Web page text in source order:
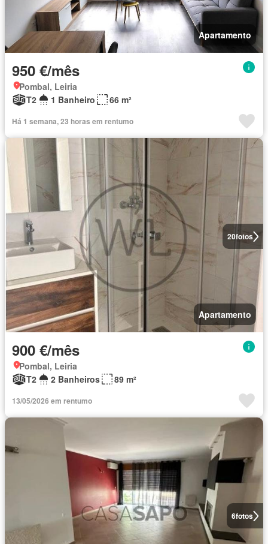
Apartamento
950 €/mês
Pombal, Leiria
T2
1 Banheiro 66 m²
Há 1 semana, 23 horas em rentumo
20fotos
Apartamento
900 €/mês
Pombal, Leiria
T2
2 Banheiros 89 m²
13/05/2026 em rentumo
6fotos